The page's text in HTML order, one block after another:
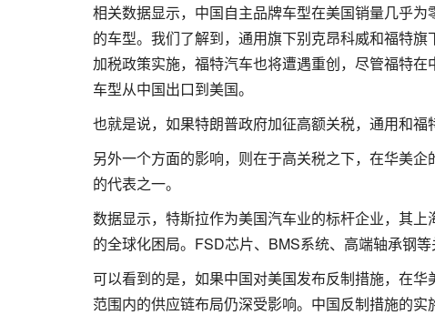
相关数据显示，中国自主品牌车型在美国销量几乎
的车型。我们了解到，通用旗下别克昂科威和福特
加税政策实施，福特汽车也将遭遇重创，尽管福特
车型从中国出口到美国。
也就是说，如果特朗普政府加征高额关税，通用和福
另外一个方面的影响，则在于高关税之下，在华美
的代表之一。
数据显示，特斯拉作为美国汽车业的标杆企业，其
的全球化困局。FSD芯片、BMS系统、高端轴承钢等
可以看到的是，如果中国对美国发布反制措施，在
范围内的供应链布局仍深受影响。中国反制措施的实